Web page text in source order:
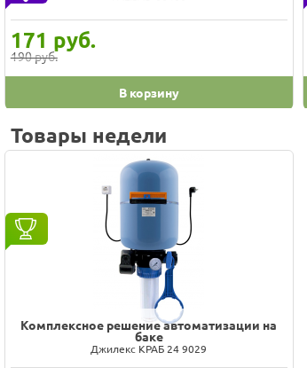
171 руб.
190 руб.
В корзину
Товары недели
Комплексное решение автоматизации на
баке
Джилекс КРАБ 24 9029